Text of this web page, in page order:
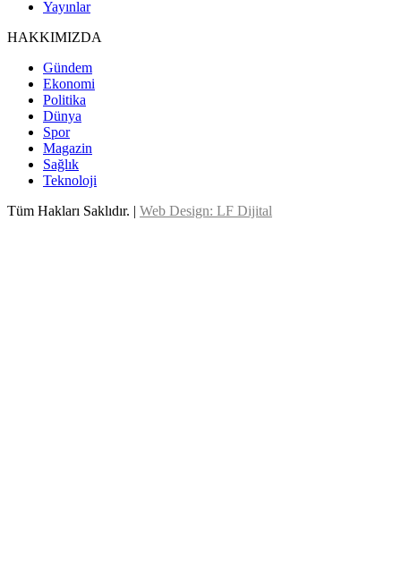
Yayınlar
HAKKIMIZDA
Gündem
Ekonomi
Politika
Dünya
Spor
Magazin
Sağlık
Teknoloji
Tüm Hakları Saklıdır. | Web Design: LF Dijital